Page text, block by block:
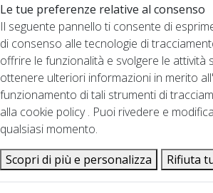
Le tue preferenze relative al consenso
Il seguente pannello ti consente di
di consenso alle tecnologie di
offrire le funzionalità e svolgere le attività
ottenere ulteriori informazioni in merito
funzionamento di tali strumenti di
alla cookie policy . Puoi rivedere e
qualsiasi momento.
Scopri di più e personalizza
Rifiuta